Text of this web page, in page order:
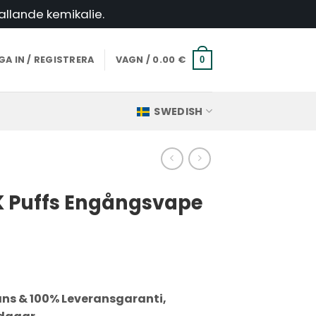
kemikalie.
IN / REGISTRERA VAGN / 0.00 € 0
SWEDISH
Puffs Engångsvape
& 100% Leveransgaranti,